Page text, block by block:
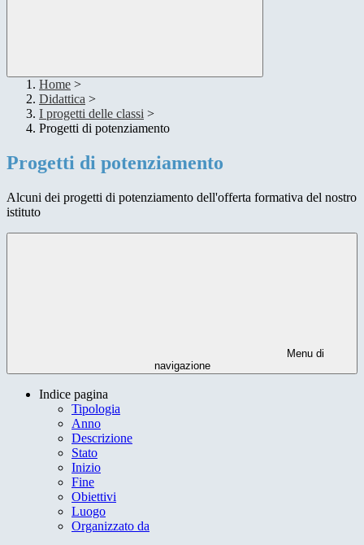
Home >
Didattica >
I progetti delle classi >
Progetti di potenziamento
Progetti di potenziamento
Alcuni dei progetti di potenziamento dell'offerta formativa del nostro
istituto
Menu di
navigazione
Indice pagina
Tipologia
Anno
Descrizione
Stato
Inizio
Fine
Obiettivi
Luogo
Organizzato da